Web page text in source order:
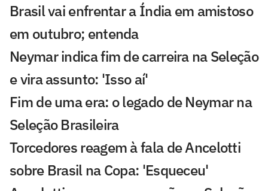
Brasil vai enfrentar a Índia em amistoso
em outubro; entenda
Neymar indica fim de carreira na Seleção
e vira assunto: 'Isso aí'
Fim de uma era: o legado de Neymar na
Seleção Brasileira
Torcedores reagem à fala de Ancelotti
sobre Brasil na Copa: 'Esqueceu'